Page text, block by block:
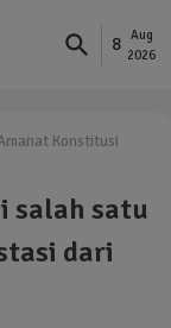
8
Aug
2026
Konstitusi
salah satu
dari